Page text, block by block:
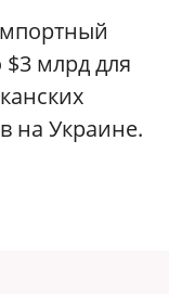
млрд для
на Украине.